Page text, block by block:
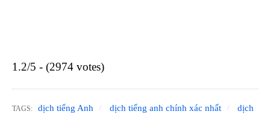
1.2/5 - (2974 votes)
TAGS: dịch tiếng Anh dịch tiếng anh chính xác nhất
dịch